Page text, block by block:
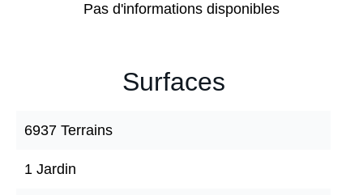
Pas d'informations disponibles
Surfaces
6937 Terrains
1 Jardin